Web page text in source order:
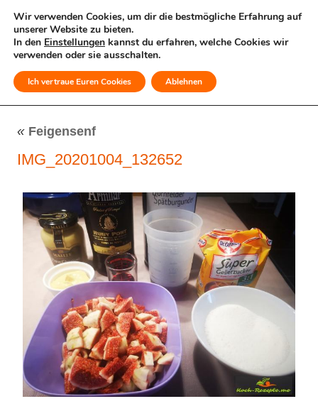
MENÜ
« Feigensenf
IMG_20201004_132652
Wir verwenden Cookies, um dir die bestmögliche Erfahrung auf
unserer Website zu bieten.
In den Einstellungen kannst du erfahren, welche Cookies wir
verwenden oder sie ausschalten.
Ich vertraue Euren Cookies Ablehnen